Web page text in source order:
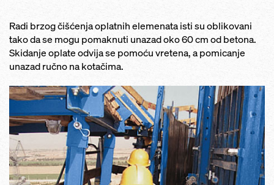
Radi brzog čišćenja oplatnih elemenata isti su oblikovani
tako da se mogu pomaknuti unazad oko 60 cm od betona.
Skidanje oplate odvija se pomoću vretena, a pomicanje
unazad ručno na kotačima.